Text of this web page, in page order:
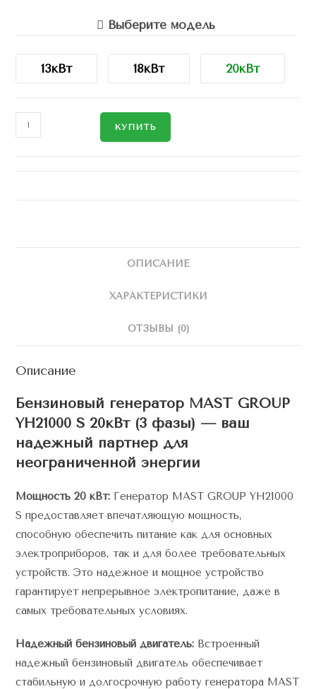
Выберите модель
13кВт 18кВт 20кВт
КУПИТЬ
ОПИСАНИЕ
ХАРАКТЕРИСТИКИ
ОТЗЫВЫ (0)
Описание
Бензиновый генератор MAST GROUP
YH21000 S 20кВт (3 фазы) — ваш
надежный партнер для
неограниченной энергии
Мощность 20 кВт: Генератор MAST GROUP YH21000
S предоставляет впечатляющую мощность,
способную обеспечить питание как для основных
электроприборов, так и для более требовательных
устройств. Это надежное и мощное устройство
гарантирует непрерывное электропитание, даже в
самых требовательных условиях.
Надежный бензиновый двигатель: Встроенный
надежный бензиновый двигатель обеспечивает
стабильную и долгосрочную работу генератора MAST